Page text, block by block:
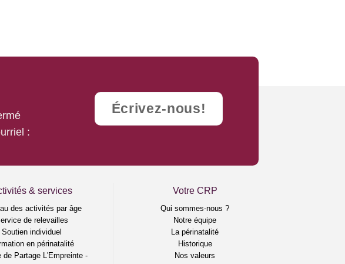
:
Écrivez-nous!
& services
des activités par âge
de relevailles
Soutien individuel
en périnatalité
de Partage L'Empreinte -
Votre CRP
Qui sommes-nous ?
Notre équipe
La périnatalité
Historique
Nos valeurs